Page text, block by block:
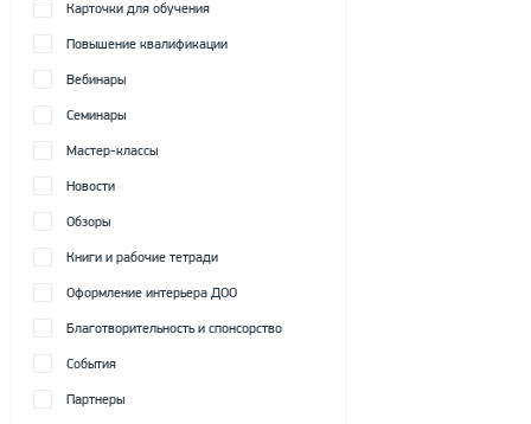
Карточки для обучения
Повышение квалификации
Вебинары
Семинары
Мастер-классы
Новости
Обзоры
Книги и рабочие тетради
Оформление интерьера ДОО
Благотворительность и спонсорство
События
Партнеры